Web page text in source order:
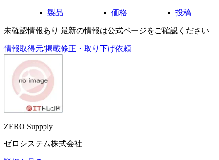
製品 価格 投稿
未確認情報あり 最新の情報は公式ページをご確認ください
情報取得元/掲載修正・取り下げ依頼
ZERO Suppply
ゼロシステム株式会社